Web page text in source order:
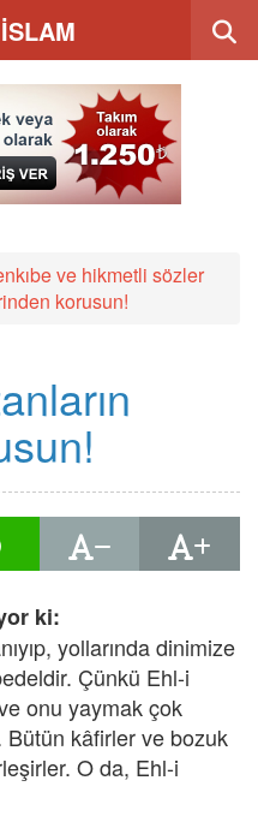
ve hikmetli sözler
korusun!
ki:
yollarında dinimize
Çünkü Ehl-i
onu yaymak çok
Bütün kâfirler ve bozuk
O da, Ehl-i